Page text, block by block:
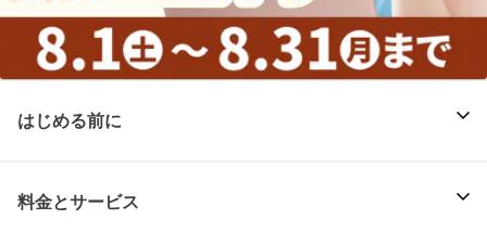
はじめる前に
料金とサービス